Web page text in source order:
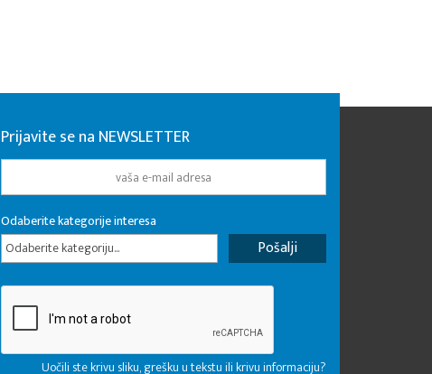
Prijavite se na NEWSLETTER
Odaberite kategorije interesa
Odaberite kategoriju...
Uočili ste krivu sliku, grešku u tekstu ili krivu informaciju?